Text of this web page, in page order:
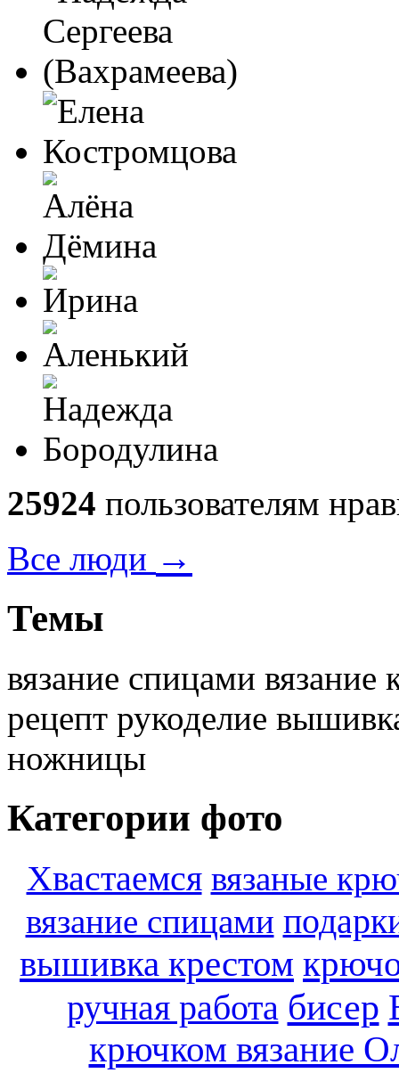
25924 пользователям
Все люди →
Темы
вязание спицами
рецепт рукоделие
ножницы
Категории фото
Хвастаемся вязаные
вязание спицами
вышивка крестом
ручная работа бисер
крючком вязание